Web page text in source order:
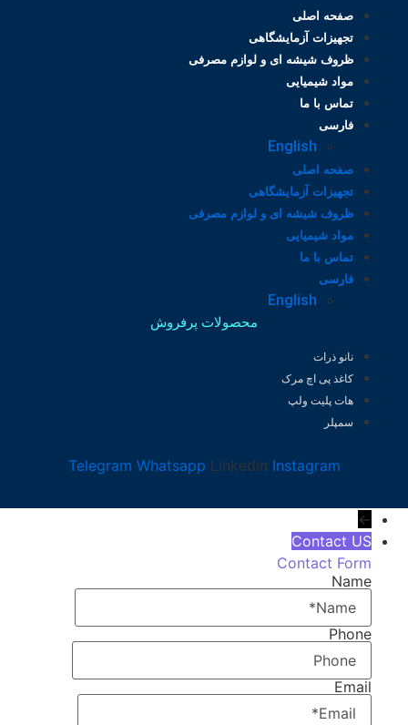
صفحه اصلی
تجهیزات آزمایشگاهی
ظروف شیشه ای و لوازم مصرفی
مواد شیمیایی
تماس با ما
فارسی
English
صفحه اصلی
تجهیزات آزمایشگاهی
ظروف شیشه ای و لوازم مصرفی
مواد شیمیایی
تماس با ما
فارسی
English
محصولات پرفروش
نانو ذرات
کاغذ پی اچ مرک
هات پلیت ولپ
سمپلر
Telegram Whatsapp Linkedin Instagram
←
Contact US
Contact Form
Name
Phone
Email